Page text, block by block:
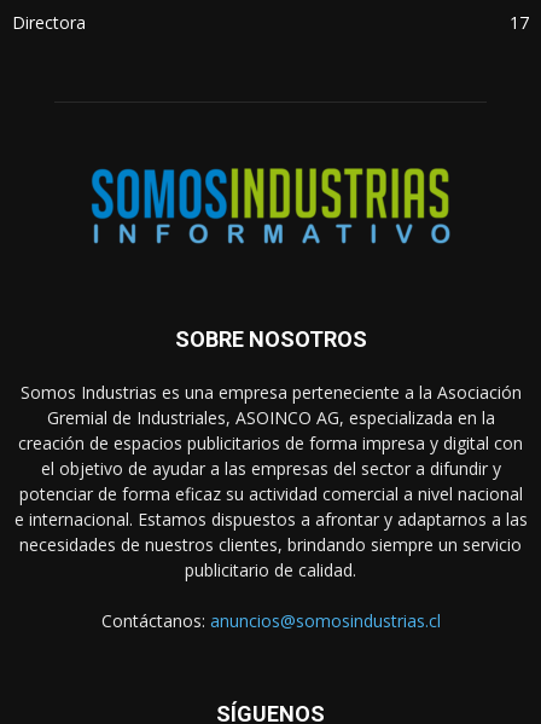
Directora
17
SOBRE NOSOTROS
Somos Industrias es una empresa perteneciente a la Asociación
Gremial de Industriales, ASOINCO AG, especializada en la
creación de espacios publicitarios de forma impresa y digital con
el objetivo de ayudar a las empresas del sector a difundir y
potenciar de forma eficaz su actividad comercial a nivel nacional
e internacional. Estamos dispuestos a afrontar y adaptarnos a las
necesidades de nuestros clientes, brindando siempre un servicio
publicitario de calidad.
Contáctanos: anuncios@somosindustrias.cl
SÍGUENOS